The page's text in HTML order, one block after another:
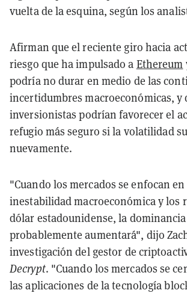
vuelta de la esquina, según los
Afirman que el reciente giro hacia
riesgo que ha impulsado a Ethereum
podría no durar en medio de las
incertidumbres macroeconómicas, y
inversionistas podrían favorecer el
refugio más seguro si la volatilidad
nuevamente.
"Cuando los mercados se enfocan
inestabilidad macroeconómica y los
dólar estadounidense, la
probablemente aumentará", dijo
investigación del gestor de
Decrypt. "Cuando los mercados se
las aplicaciones de la tecnología